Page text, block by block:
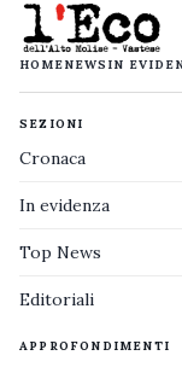
HOMENEWS IN
SEZIONI
Cronaca
In evidenza
Top News
Editoriali
APPROFONDIMENTI